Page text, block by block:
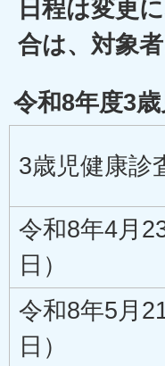
日程は変更
合は、対象
令和8年度3
3歳児健康診
令和8年4月
日）
令和8年5月
日）